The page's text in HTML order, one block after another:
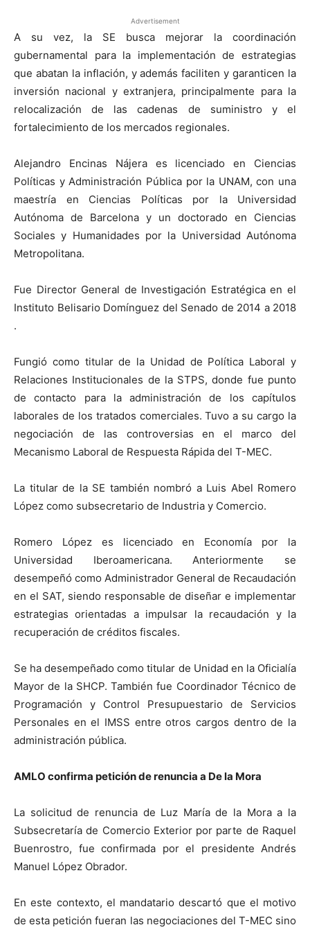
Advertisement
A su vez, la SE busca mejorar la coordinación
gubernamental para la implementación de estrategias
que abatan la inflación, y además faciliten y garanticen la
inversión nacional y extranjera, principalmente para la
relocalización de las cadenas de suministro y el
fortalecimiento de los mercados regionales.
Alejandro Encinas Nájera es licenciado en Ciencias
Políticas y Administración Pública por la UNAM, con una
maestría en Ciencias Políticas por la Universidad
Autónoma de Barcelona y un doctorado en Ciencias
Sociales y Humanidades por la Universidad Autónoma
Metropolitana.
Fue Director General de Investigación Estratégica en el
Instituto Belisario Domínguez del Senado de 2014 a 2018
.
Fungió como titular de la Unidad de Política Laboral y
Relaciones Institucionales de la STPS, donde fue punto
de contacto para la administración de los capítulos
laborales de los tratados comerciales. Tuvo a su cargo la
negociación de las controversias en el marco del
Mecanismo Laboral de Respuesta Rápida del T-MEC.
La titular de la SE también nombró a Luis Abel Romero
López como subsecretario de Industria y Comercio.
Romero López es licenciado en Economía por la
Universidad Iberoamericana. Anteriormente se
desempeñó como Administrador General de Recaudación
en el SAT, siendo responsable de diseñar e implementar
estrategias orientadas a impulsar la recaudación y la
recuperación de créditos fiscales.
Se ha desempeñado como titular de Unidad en la Oficialía
Mayor de la SHCP. También fue Coordinador Técnico de
Programación y Control Presupuestario de Servicios
Personales en el IMSS entre otros cargos dentro de la
administración pública.
AMLO confirma petición de renuncia a De la Mora
La solicitud de renuncia de Luz María de la Mora a la
Subsecretaría de Comercio Exterior por parte de Raquel
Buenrostro, fue confirmada por el presidente Andrés
Manuel López Obrador.
En este contexto, el mandatario descartó que el motivo
de esta petición fueran las negociaciones del T-MEC sino